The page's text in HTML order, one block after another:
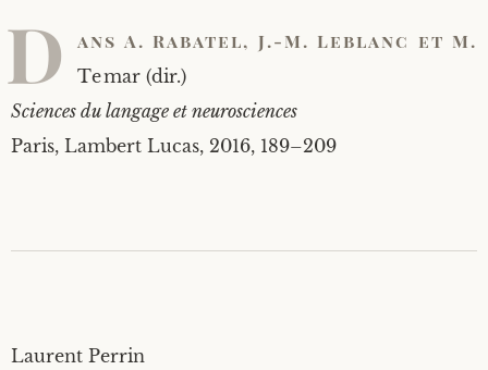
9
2
D ans A. Raba­tel, J.-M. Leblanc et M.
Temar (dir.)
Sciences du lan­gage et neurosciences
Paris, Lam­bert Lucas, 2016, 189–209
Laurent Per­rin